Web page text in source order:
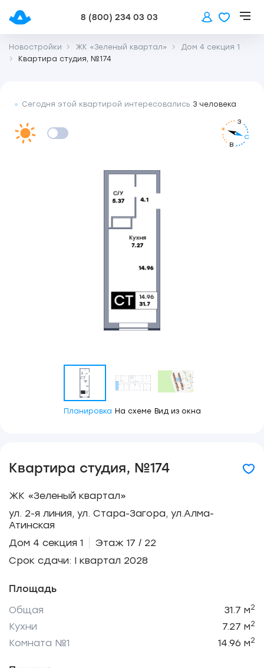
8 (800) 234 03 03
Новостройки ЖК «Зеленый квартал»
Дом 4 секция 1
Квартира студия, №174
Сегодня этой квартирой интересовались 3 человека
С
В
З
Планировка На схеме Вид из окна
Квартира студия, №174
ЖК «Зеленый квартал»
ул. 2-я линия, ул. Стара-Загора, ул.Алма-
Атинская
Дом 4 секция 1
Этаж 17 / 22
Срок сдачи: I квартал 2028
Площадь
Общая
31.7 м2
Кухни 7.27 м2
Комната №1 14.96 м2